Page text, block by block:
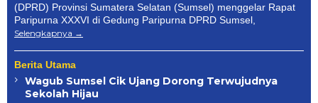
(DPRD) Provinsi Sumatera Selatan (Sumsel) menggelar Rapat
Paripurna XXXVI di Gedung Paripurna DPRD Sumsel,
Selengkapnya
Berita Utama
Wagub Sumsel Cik Ujang Dorong Terwujudnya
Sekolah Hijau